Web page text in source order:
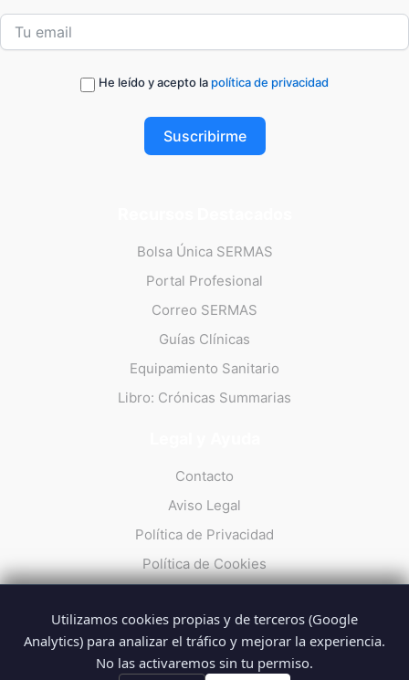
He leído y acepto la política de privacidad
Suscribirme
Bolsa Única SERMAS
Portal Profesional
Correo SERMAS
Guías Clínicas
Equipamiento Sanitario
Libro: Crónicas Summarias
Contacto
Aviso Legal
Política de Privacidad
Política de Cookies
© 2026 Summarios · La web no oficial de los profesionales del
Utilizamos cookies propias y de terceros (Google
Analytics) para analizar el tráfico y mejorar la experiencia.
No las activaremos sin tu permiso.